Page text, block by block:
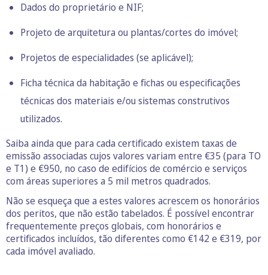
Dados do proprietário e NIF;
Projeto de arquitetura ou plantas/cortes do imóvel;
Projetos de especialidades (se aplicável);
Ficha técnica da habitação e fichas ou especificações
técnicas dos materiais e/ou sistemas construtivos
utilizados.
Saiba ainda que para cada certificado existem taxas de
emissão associadas cujos valores variam entre €35 (para TO
e T1) e €950, no caso de edifícios de comércio e serviços
com áreas superiores a 5 mil metros quadrados.
Não se esqueça que a estes valores acrescem os honorários
dos peritos, que não estão tabelados. É possível encontrar
frequentemente preços globais, com honorários e
certificados incluídos, tão diferentes como €142 e €319, por
cada imóvel avaliado.